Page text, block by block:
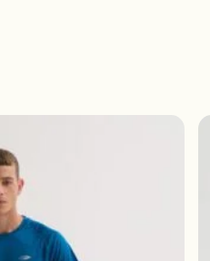
πολλαπλές